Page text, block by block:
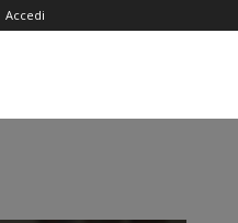
Accedi